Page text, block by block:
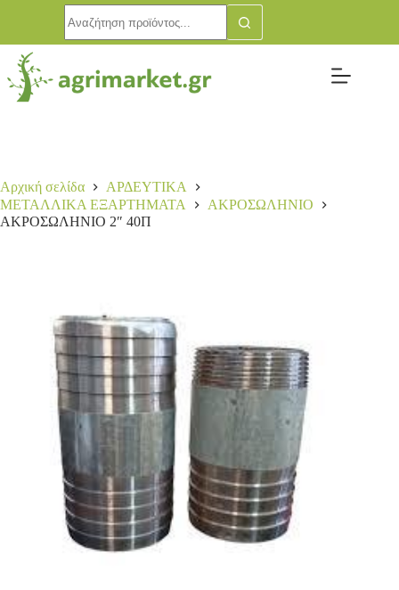
Αρχική σελίδα
ΑΡΔΕΥΤΙΚΑ
ΜΕΤΑΛΛΙΚΑ ΕΞΑΡΤΗΜΑΤΑ
ΑΚΡΟΣΩΛΗΝΙΟ
ΑΚΡΟΣΩΛΗΝΙΟ 2″ 40Π